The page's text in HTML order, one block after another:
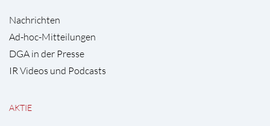
Nachrichten
Ad-hoc-Mitteilungen
DGA in der Presse
IR Videos und Podcasts
AKTIE